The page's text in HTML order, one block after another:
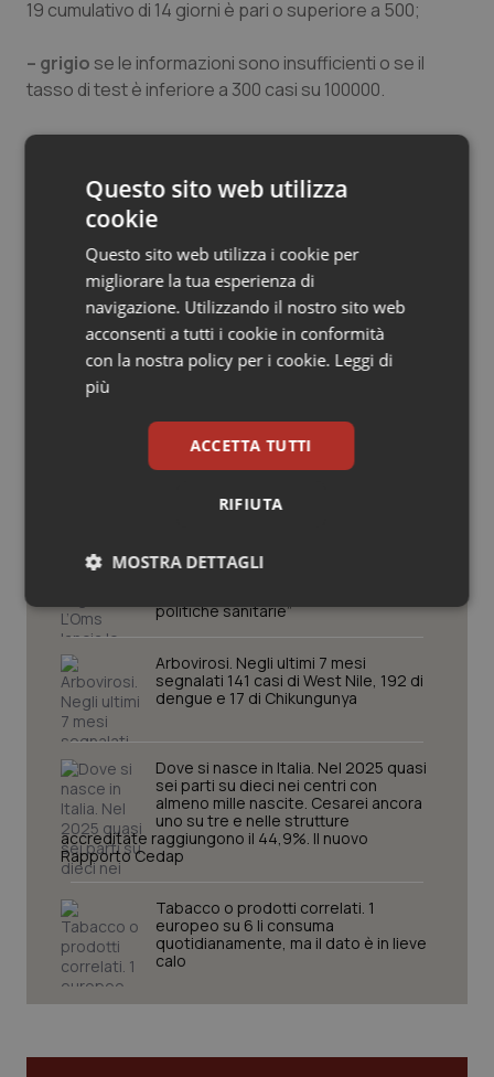
Salute orale & impianti
Sangue & coagulazione
Tiroide
Tumore al seno
Tumore ovarico
Tumori del Polmone & Testa Collo
Tumori gastrointestinali
Ulcera & Reflusso
19 cumulativo di 14 giorni è pari o superiore a 500;
– grigio se le informazioni sono insufficienti o se il
tasso di test è inferiore a 300 casi su 100000.
03 Giugno 2021
© Riproduzione riservata
Potrebbe interessarti in
Clima, salute e migrazioni. L’Oms
lancia le priorità globali della ricerca:
politiche sanitarie”
Arbovirosi. Negli ultimi 7 mesi
segnalati 141 casi di West Nile, 192 di
dengue e 17 di Chikungunya
Dove si nasce in Italia. Nel 2025 quasi
sei parti su dieci nei centri con
almeno mille nascite. Cesarei ancora
uno su tre e nelle strutture
accreditate raggiungono il 44,9%. Il nuovo
Rapporto Cedap
Tabacco o prodotti correlati. 1
europeo su 6 li consuma
quotidianamente, ma il dato è in lieve
calo
Questo sito web utilizza
cookie
Questo sito web utilizza i cookie per
migliorare la tua esperienza di
navigazione. Utilizzando il nostro sito web
acconsenti a tutti i cookie in conformità
con la nostra policy per i cookie. Leggi di
più
ACCETTA TUTTI
RIFIUTA
MOSTRA DETTAGLI
Necessari Statistici Marketing
Necessari Statistici Marketing
I cookie necessari contribuiscono a rendere fruibile il
sito web abilitandone funzionalità di base quali la
navigazione sulle pagine e l'accesso alle aree
protette del sito. Il sito web non è in grado di
funzionare correttamente senza questi cookie.
Fornitore/Dominio
VISITOR_PRIVACY_METADATA
YouTube